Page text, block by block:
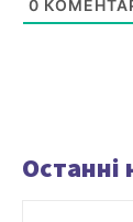
0
Останні